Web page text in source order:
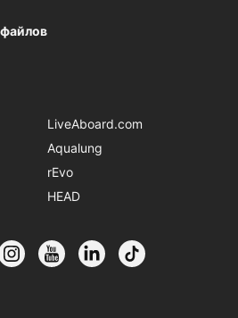
LiveAboard.com
Aqualung
rEvo
HEAD